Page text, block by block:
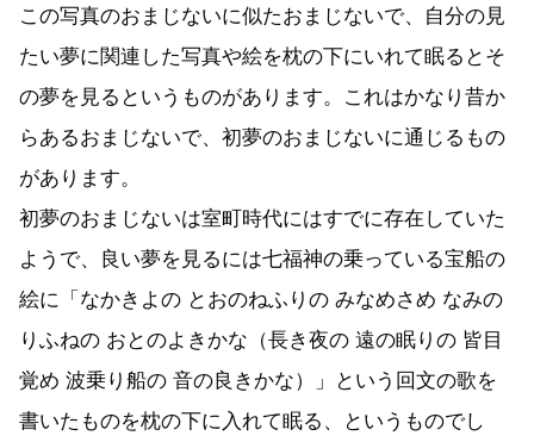
この写真のおまじないに似たおまじないで、自分の見
たい夢に関連した写真や絵を枕の下にいれて眠るとそ
の夢を見るというものがあります。これはかなり昔か
らあるおまじないで、初夢のおまじないに通じるもの
があります。
初夢のおまじないは室町時代にはすでに存在していた
ようで、良い夢を見るには七福神の乗っている宝船の
絵に「なかきよの とおのねふりの みなめさめ なみの
りふねの おとのよきかな（長き夜の 遠の眠りの 皆目
覚め 波乗り船の 音の良きかな）」という回文の歌を
書いたものを枕の下に入れて眠る、というものでし